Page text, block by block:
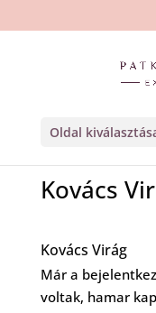
Oldal
Kovács
Kovács Virág
Már a
voltak, hamar